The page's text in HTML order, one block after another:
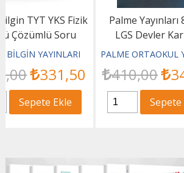
Palme Yayınları 8. Sınıf
LGS Devler Karması
PALME ORTAOKUL YAYINLARI
410,00 348,50
Sepete Ekle
Enerji
325